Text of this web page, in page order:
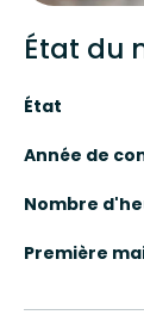
État du
État
Année de
Nombre
Première